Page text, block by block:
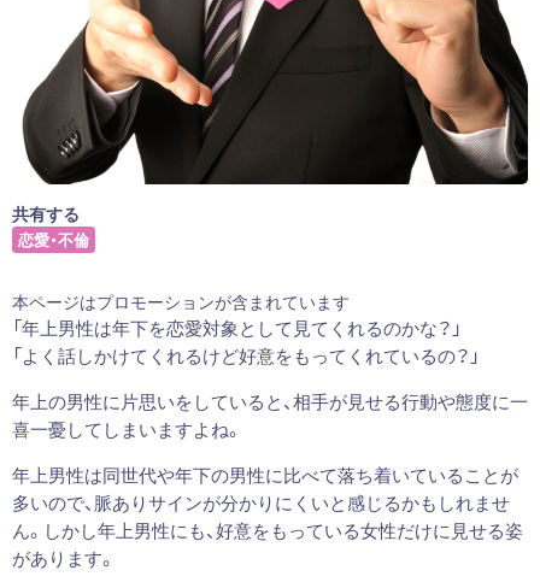
共有する
恋愛・不倫
本ページはプロモーションが含まれています
「年上男性は年下を恋愛対象として見てくれるのかな？」
「よく話しかけてくれるけど好意をもってくれているの？」
年上の男性に片思いをしていると、相手が見せる行動や態度に一
喜一憂してしまいますよね。
年上男性は同世代や年下の男性に比べて落ち着いていることが
多いので、脈ありサインが分かりにくいと感じるかもしれませ
ん。しかし年上男性にも、好意をもっている女性だけに見せる姿
があります。